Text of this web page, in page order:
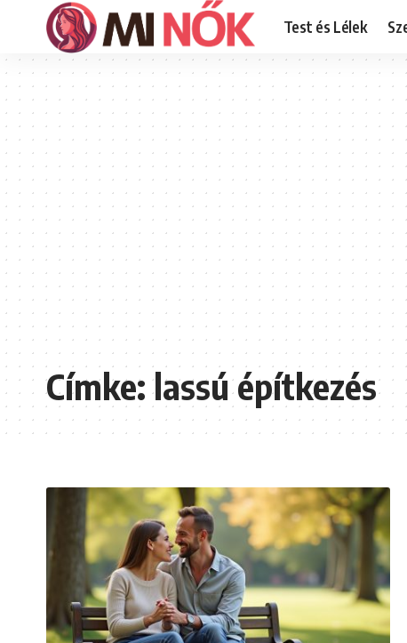
Test és Lélek
Címke:lassú építkezés